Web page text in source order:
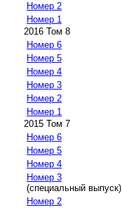
Номер 2
Номер 1
2016 Том 8
Номер 6
Номер 5
Номер 4
Номер 3
Номер 2
Номер 1
2015 Том 7
Номер 6
Номер 5
Номер 4
Номер 3
(специальный выпуск)
Номер 2